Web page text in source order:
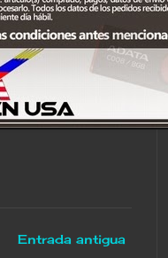
Entrada antigua